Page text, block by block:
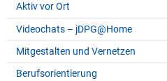
Aktiv vor Ort
Videochats – jDPG@Home
Mitgestalten und Vernetzen
Berufsorientierung